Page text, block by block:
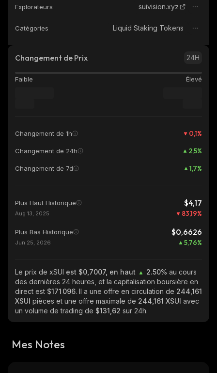
Explorateurs suivision.xyz
Catégories Liquid Staking Tokens
Changement de Prix 24H
Faible Élevé
Changement de 1h 0,1%
Changement de 24h 2,5%
Changement de 7d 1,7%
Plus Haut Historique $4,17
Aug 13, 2025 83,19%
Plus Bas Historique $0,6626
Jun 25, 2026 5,76%
Le prix de xSUI est $0,7007, en haut 2.50% au cours
des dernières 24 heures, et la capitalisation boursière en
direct est $171 096. Il a une offre en circulation de 244,161
XSUI pièces et une offre maximale de 244,161 XSUI avec
un volume de trading de $131,62 sur 24h.
Mes Notes